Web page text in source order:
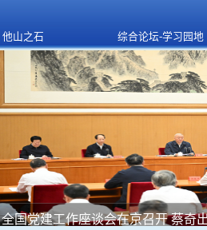
他山之石 综合论坛-学习园地
全国党建工作座谈会在京召开 蔡奇